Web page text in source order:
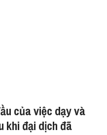
của việc dạy và
khi đại dịch đã